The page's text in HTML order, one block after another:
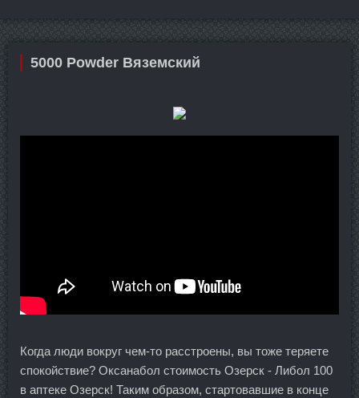
5000 Powder Вяземский
Когда люди вокруг чем-то расстроены, вы тоже теряете
спокойствие? Оксанабол стоимость Озерск - Либол 100
в аптеке Озерск! Таким образом, стартовавшие в конце